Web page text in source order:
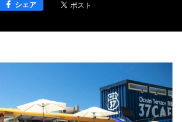
シェア